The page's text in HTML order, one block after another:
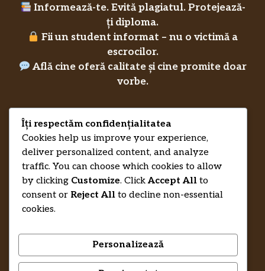
Informează-te. Evită plagiatul. Protejează-
ți diploma.
Fii un student informat – nu o victimă a
escrocilor.
Află cine oferă calitate și cine promite doar
vorbe.
RecenziiLucrareLicenta.euCreditsPrivacy Policy
Îți respectăm confidențialitatea
Cookies help us improve your experience,
deliver personalized content, and analyze
traffic. You can choose which cookies to allow
by clicking Customize. Click Accept All to
consent or Reject All to decline non-essential
cookies.
Personalizează